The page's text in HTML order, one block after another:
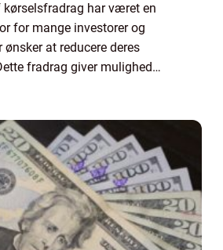
kørselsfradrag har været en
for mange investorer og
at reducere deres
fradrag giver mulighed